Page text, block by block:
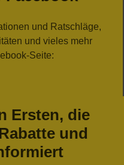
und Ratschläge,
und vieles mehr
Seite:
Ersten, die
und